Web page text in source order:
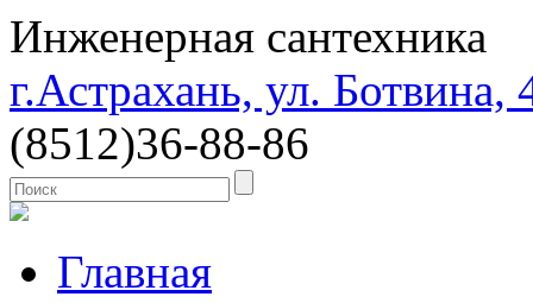
Инженерная сантехника
г.Астрахань, ул. Ботвина,
(8512)36-88-86
Главная